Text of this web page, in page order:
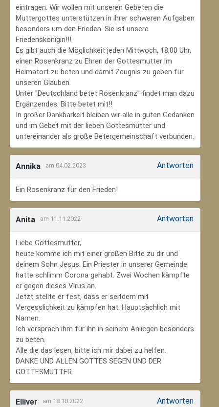
eintragen. Wir wollen mit unseren Gebeten die
Muttergottes unterstützen in ihrer schweren Aufgaben
besonders um den Frieden. Sie ist unsere
Friedenskönigin!!!
Es gibt auch die Möglichkeit jeden Mittwoch, 18.00 Uhr,
einen Rosenkranz zu Ehren der Gottesmutter im
Heimatort zu beten und damit Zeugnis zu geben für
unseren Glauben.
Unter "Deutschland betet Rosenkranz" findet man dazu
Ergänzendes. Bitte betet mit!!
In großer Dankbarkeit bleiben wir alle in guten Gedanken
und im Gebet mit der lieben Gottesmutter und
untereinander als große Betergemeinschaft verbunden.
Annika am 04.02.2023 Antworten
Ein Rosenkranz für den Frieden!
Anita am 11.11.2022 Antworten
Liebe Gottesmutter,
heute komme ich mit einer großen Bitte zu dir und
deinem Sohn Jesus. Ein Priester in unserer Gemeinde
hatte schlimm Corona gehabt. Zwei Wochen kämpfte
er gegen dieses Virus an.
Jetzt stellte er fest, dass er seitdem mit
Vergesslichkeit zu kämpfen hat. Hauptsächlich mit
Namen.
Ich versprach ihm für ihn in seinem Anliegen besonders
zu beten.
Alle die das lesen, bitte ich mir dabei zu helfen.
DANKE UND ALLEN GOTTES SEGEN UND DER
GOTTESMUTTER
Elliver am 18.10.2022 Antworten